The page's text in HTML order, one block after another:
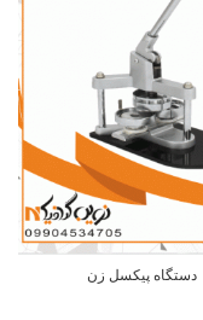
دستگاه پیکسل زن